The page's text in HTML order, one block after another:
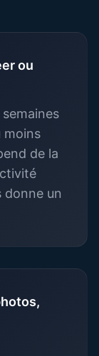
ou
moins
de la
donne un